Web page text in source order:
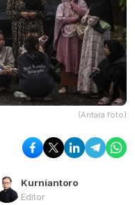
(Antara foto)
Kurniantoro
Editor